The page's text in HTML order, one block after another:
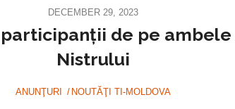
DECEMBER 29, 2023
de pe
Nistrului
ANUNŢURI NOUTĂŢI TI-MOLDOVA